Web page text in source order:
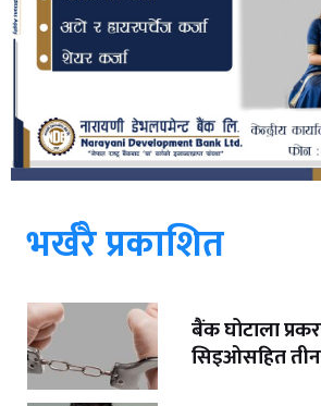
भर्खरै प्रकाशित
बैंक घोटाला
सिइओसहित तीन